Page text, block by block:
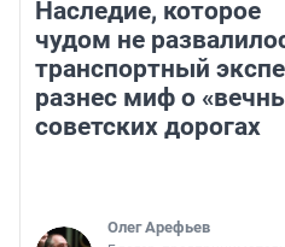
Наследие, которое
чудом не
транспортный
разнес миф о
советских дорогах
Олег Арефьев